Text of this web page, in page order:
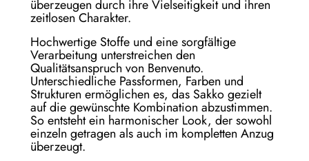
überzeugen durch ihre Vielseitigkeit und ihren
zeitlosen Charakter.
Hochwertige Stoffe und eine sorgfältige
Verarbeitung unterstreichen den
Qualitätsanspruch von Benvenuto.
Unterschiedliche Passformen, Farben und
Strukturen ermöglichen es, das Sakko gezielt
auf die gewünschte Kombination abzustimmen.
So entsteht ein harmonischer Look, der sowohl
einzeln getragen als auch im kompletten Anzug
überzeugt.